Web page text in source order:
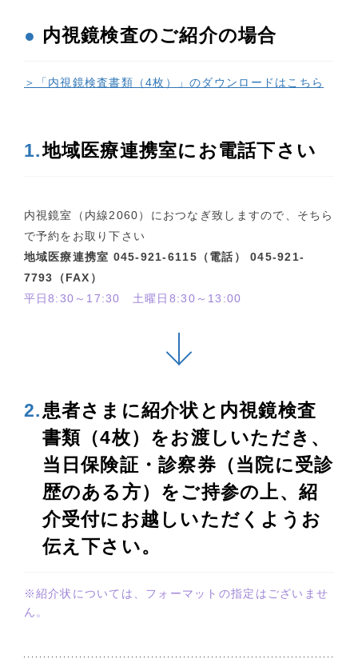
● 内視鏡検査のご紹介の場合
＞「内視鏡検査書類（4枚）」のダウンロードはこちら
1.地域医療連携室にお電話下さい
内視鏡室（内線2060）におつなぎ致しますので、そちら
で予約をお取り下さい
地域医療連携室 045-921-6115（電話） 045-921-
7793（FAX）
平日8:30～17:30 土曜日8:30～13:00
2.患者さまに紹介状と内視鏡検査
書類（4枚）をお渡しいただき、
当日保険証・診察券（当院に受診
歴のある方）をご持参の上、紹
介受付にお越しいただくようお
伝え下さい。
※紹介状については、フォーマットの指定はございませ
ん。